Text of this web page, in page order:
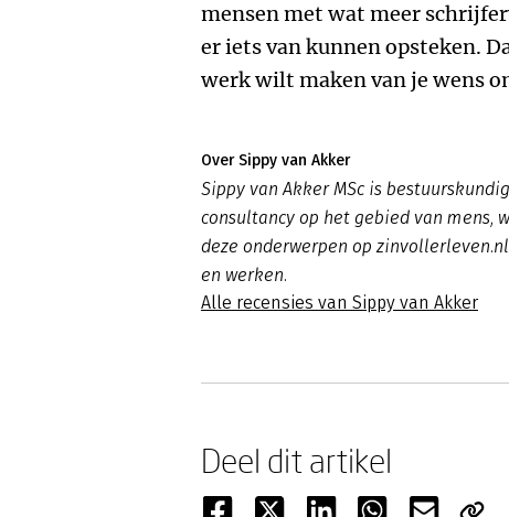
mensen met wat meer
er iets van kunnen opsteken.
werk wilt maken van je wens
Over Sippy van Akker
Sippy van Akker MSc is
consultancy op het gebied van mens,
deze onderwerpen op
en werken.
Alle recensies van Sippy van Akker
Deel dit artikel